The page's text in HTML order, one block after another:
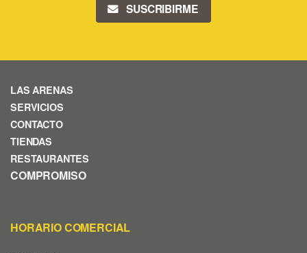
SUSCRIBIRME
LAS ARENAS
SERVICIOS
CONTACTO
TIENDAS
RESTAURANTES
COMPROMISO
HORARIO COMERCIAL